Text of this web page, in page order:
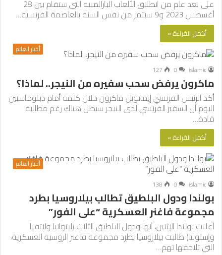
على بعد عام من انطلاق الألعاب البارالمبية التي ستقام بين 28
أغسطس 2023 و9 سبتمر من نفس السنة بالعاصمة الفرنسية…
أكمل القراءة »
أخبار العالم
islamic
0
127
ماكرون يرفض سحب سفيره من النيجر.. لماذا؟
أكد الرئيس الفرنسي إيمانويل ماكرون خلال كلمة أمام دبلوماسيين
اليوم أن السفير الفرنسي لدى النيجر سيظل هناك رغم مطالبة
قادة…
أكمل القراءة »
أخبار العالم
islamic
0
138
بولندا ودول البلطيق تطالب بيلاروسيا بطرد
مجموعة فاغنر العسكرية “على الفور”
أعلنت بولندا الإثنين، أنها ودول البلطيق الثلاث (ليتوانيا ولاتفيا
وإستونيا) طالبت بيلاروسيا بطرد مجموعة فاغنر الروسية العسكرية،
التي تلاحقها تهم…